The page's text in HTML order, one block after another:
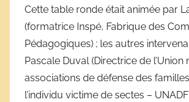
r
i
v
e
s
s
Cette table ronde était animée par
(formatrice Inspé, Fabrique des
Pédagogiques) ; les autres
Pascale Duval (Directrice de l’Union
associations de défense des
l’individu victime de sectes –